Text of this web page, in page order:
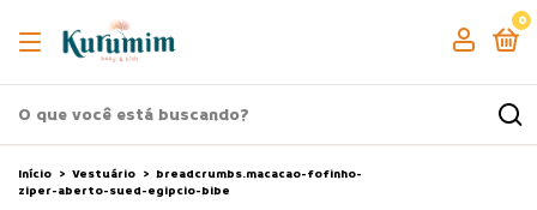
0
Início > Vestuário > breadcrumbs.macacao-fofinho-
ziper-aberto-sued-egipcio-bibe